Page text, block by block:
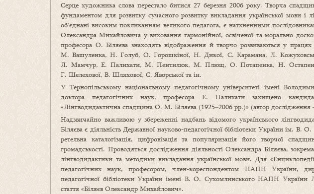
Серце художника слова перестало битися 27 березня 2006 року. Творча
фундаментом для розвитку сучасного розвитку викладання української мови і
об’єднані високим покликанням великого педагога, є натхненними
Олександра Михайловича у виховання гармонійної, освіченої та морально
професора О. Біляєва знаходять відображення й творчо розвиваються у
М. Вашуленка, Н. Голуб, О. Горошкіної, Н. Дикої, С. Карамана, Л.
Л. Мамчур, Е. Палихати, М. Пентилюк, М. Плющ, О. Потапенка, Н.
Г. Шелехової, В. Шляхової, С. Яворської та ін.
У Тернопільському національному педагогічному університеті імені
доктора педагогічних наук, професора Е. Палихати захищено
«Лінгводидактична спадщина О. М. Біляєва (1925‒2006 рр.)» (автор
Надзвичайно важливою у збереженні надбань відомого українського
Біляєва є діяльність Державної науково-педагогічної бібліотеки України ім. В.
ретельна каталогізація, цифровізація та популяризація його творчої
громадськості. Проводяться дослідження діяльності Олександра Біляєва,
лінгводидактики та методики викладання української мови. Для
педагогічних наук, професором, член-кореспондентом НАПН України,
педагогічної бібліотеки України імені В. О. Сухомлинського НАПН України
стаття «Біляєв Олександр Михайлович».